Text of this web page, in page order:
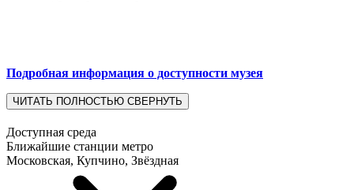
Подробная информация о доступности музея
ЧИТАТЬ ПОЛНОСТЬЮ СВЕРНУТЬ
Доступная среда
Ближайшие станции метро
Московская, Купчино, Звёздная